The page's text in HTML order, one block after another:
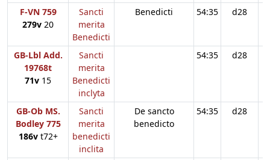
F-VN 759
279v 20
Sancti
merita
Benedicti
Benedicti 54:35 d28
GB-Lbl Add.
19768t
71v 15
Sancti
merita
Benedicti
inclyta
54:35 d28
GB-Ob MS.
Bodley 775
186vt72+
Sancti
merita
benedicti
inclita
De sancto
benedicto
54:35 d28